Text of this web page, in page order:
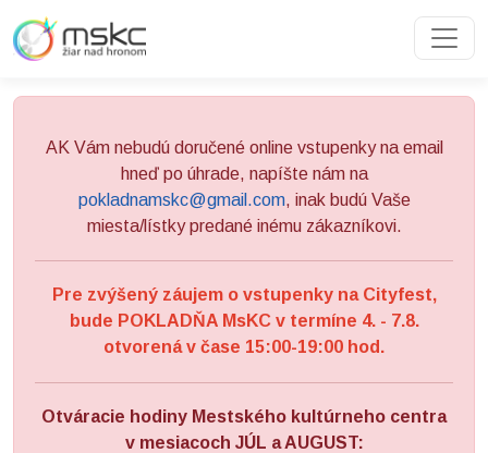
AK Vám nebudú doručené online vstupenky na email
hneď po úhrade, napíšte nám na
pokladnamskc@gmail.com, inak budú Vaše
miesta/lístky predané inému zákazníkovi.
Pre zvýšený záujem o vstupenky na Cityfest,
bude POKLADŇA MsKC v termíne 4. - 7.8.
otvorená v čase 15:00-19:00 hod.
Otváracie hodiny Mestského kultúrneho centra
v mesiacoch JÚL a AUGUST: